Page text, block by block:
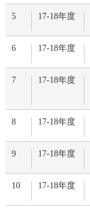
5 17-18年度
6 17-18年度
7 17-18年度
8 17-18年度
9 17-18年度
10 17-18年度